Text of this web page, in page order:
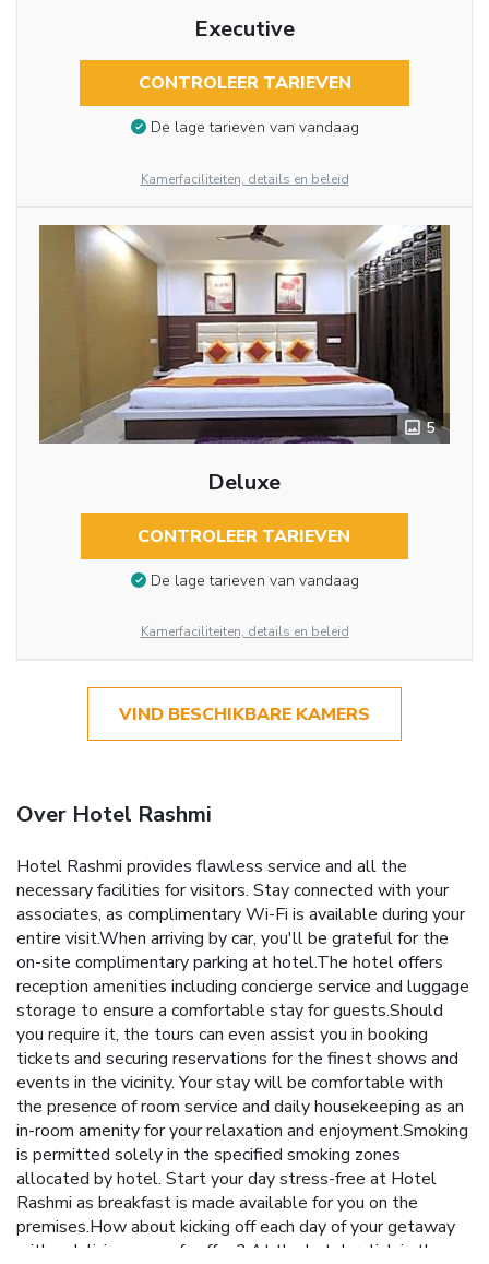
Executive
CONTROLEER TARIEVEN
De lage tarieven van vandaag
Kamerfaciliteiten, details en beleid
5
Deluxe
CONTROLEER TARIEVEN
De lage tarieven van vandaag
Kamerfaciliteiten, details en beleid
VIND BESCHIKBARE KAMERS
Over Hotel Rashmi
Hotel Rashmi provides flawless service and all the
necessary facilities for visitors. Stay connected with your
associates, as complimentary Wi-Fi is available during your
entire visit.When arriving by car, you'll be grateful for the
on-site complimentary parking at hotel.The hotel offers
reception amenities including concierge service and luggage
storage to ensure a comfortable stay for guests.Should
you require it, the tours can even assist you in booking
tickets and securing reservations for the finest shows and
events in the vicinity. Your stay will be comfortable with
the presence of room service and daily housekeeping as an
in-room amenity for your relaxation and enjoyment.Smoking
is permitted solely in the specified smoking zones
allocated by hotel. Start your day stress-free at Hotel
Rashmi as breakfast is made available for you on the
premises.How about kicking off each day of your getaway
with a delicious cup of coffee? At the hotel, relish in the